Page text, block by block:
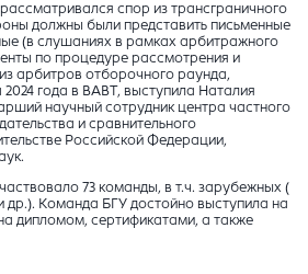
спор из трансграничного
должны были представить письменные
(в слушаниях в рамках арбитражного
по процедуре рассмотрения и
арбитров отборочного раунда,
года в ВАВТ, выступила Наталия
научный сотрудник центра частного
и сравнительного
Российской Федерации,
73 команды, в т.ч. зарубежных (
др.). Команда БГУ достойно выступила на
дипломом, сертификатами, а также